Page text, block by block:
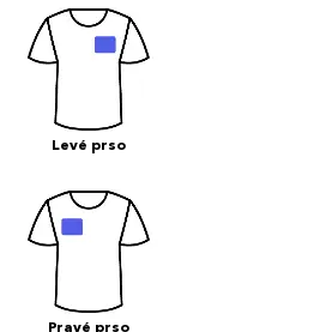
Levé prso
Pravé prso